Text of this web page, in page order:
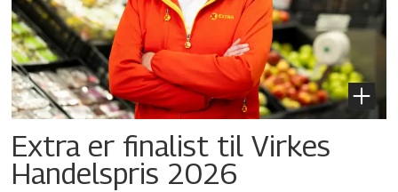
Extra er finalist til Virkes
Handelspris 2026